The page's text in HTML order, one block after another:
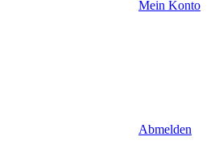
Mein Konto
Abmelden